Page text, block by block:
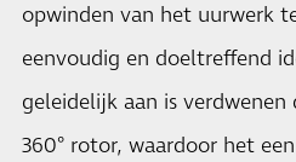
opwinden van het uurwerk
eenvoudig en doeltreffend
geleidelijk aan is
360° rotor, waardoor het